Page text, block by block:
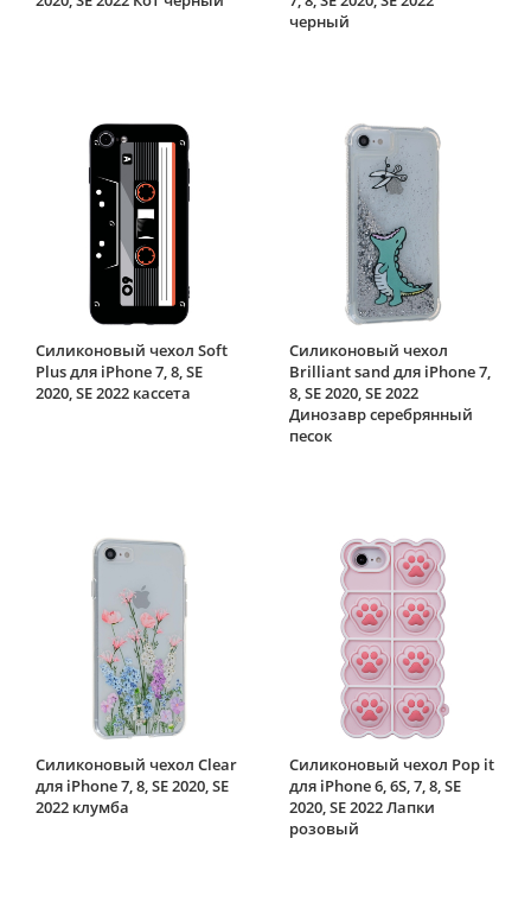
черный
Силиконовый чехол Soft
Plus для iPhone 7, 8, SE
2020, SE 2022 кассета
Силиконовый чехол
Brilliant sand для iPhone 7,
8, SE 2020, SE 2022
Динозавр серебрянный
песок
Силиконовый чехол Clear
для iPhone 7, 8, SE 2020, SE
2022 клумба
Силиконовый чехол Pop it
для iPhone 6, 6S, 7, 8, SE
2020, SE 2022 Лапки
розовый